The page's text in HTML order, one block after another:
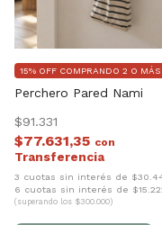
Perchero Pared Nami
$91.331
15% OFF COMPRANDO 2 O MÁS
$77.631,35 con
3 cuotas sin interés de
6 cuotas sin interés de
(superando los $300.000)